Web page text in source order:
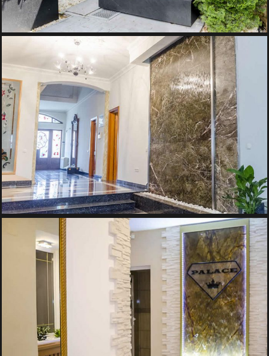
PERETE DE APA MARMURA
Pereti de Apa
PERETE DE APA SALON EVENIMENTE
Pereti de Apa